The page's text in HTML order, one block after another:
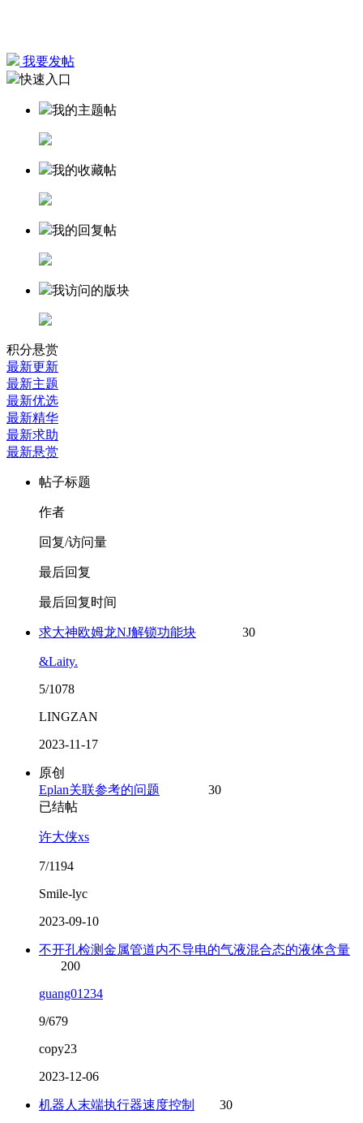
我要发帖
快速入口
我的主题帖
我的收藏帖
我的回复帖
我访问的版块
积分悬赏
最新更新
最新主题
最新优选
最新精华
最新求助
最新悬赏
帖子标题
作者
回复/访问量
最后回复
最后回复时间
求大神欧姆龙NJ解锁功能块 30
&Laity.
5/1078
LINGZAN
2023-11-17
原创
Eplan关联参考的问题
30
已结帖
许大侠xs
7/1194
Smile-lyc
2023-09-10
不开孔检测金属管道内不导电的气液混合态的液体含量
200
guang01234
9/679
copy23
2023-12-06
机器人末端执行器速度控制 30